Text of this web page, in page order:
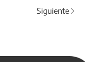
Siguiente